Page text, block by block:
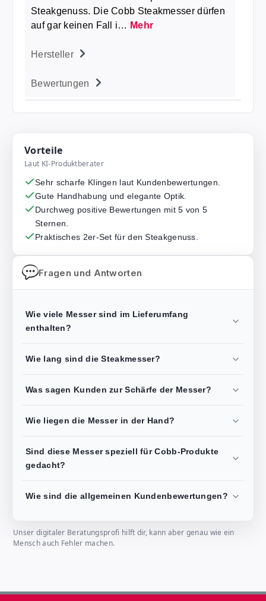
Steakgenuss. Die Cobb Steakmesser dürfen
auf gar keinen Fall i… Mehr
Hersteller
Bewertungen
Vorteile
Laut KI-Produktberater
Sehr scharfe Klingen laut Kundenbewertungen.
Gute Handhabung und elegante Optik.
Durchweg positive Bewertungen mit 5 von 5
Sternen.
Praktisches 2er-Set für den Steakgenuss.
Fragen und Antworten
Wie viele Messer sind im Lieferumfang
enthalten?
Wie lang sind die Steakmesser?
Was sagen Kunden zur Schärfe der Messer?
Wie liegen die Messer in der Hand?
Sind diese Messer speziell für Cobb-Produkte
gedacht?
Wie sind die allgemeinen Kundenbewertungen?
Unser digitaler Beratungsprofi hilft dir, kann aber genau wie ein
Mensch auch Fehler machen.